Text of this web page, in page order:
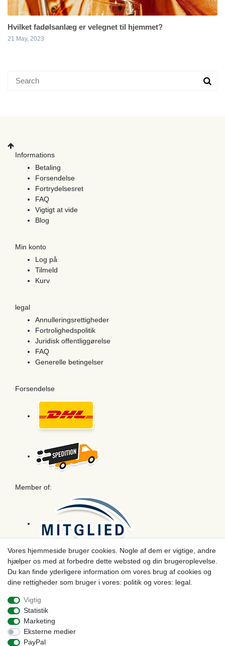
Hvilket fadølsanlæg er velegnet til hjemmet?
21 May, 2023
Informations
Betaling
Forsendelse
Fortrydelsesret
FAQ
Vigtigt at vide
Blog
Min konto
Log på
Tilmeld
Kurv
legal
Annulleringsrettigheder
Fortrolighedspolitik
Juridisk offentliggørelse
FAQ
Generelle betingelser
Forsendelse
Member of:
Betaling
Vores hjemmeside bruger cookies. Nogle af dem er vigtige, andre
hjælper os med at forbedre dette websted og din brugeroplevelse.
Du kan finde yderligere information om vores brug af cookies og
dine rettigheder som bruger i vores: politik og vores: legal.
Vigtig
Statistik
Marketing
Eksterne medier
PayPal